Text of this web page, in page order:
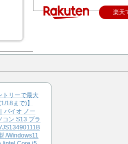
楽天
トリーで最大
18まで)】
バイオ ノー
コン S13 ブラ
/Windows11